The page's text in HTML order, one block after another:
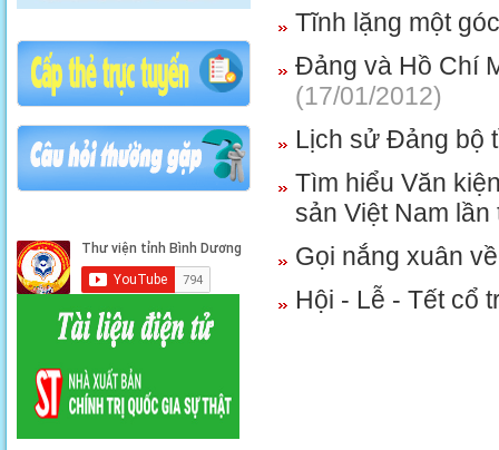
Tĩnh lặng một
Đảng và Hồ Chí
(17/01/2012)
Lịch sử Đảng bộ
Tìm hiểu Văn
sản Việt Nam lần
Gọi nắng xuân về
Hội - Lễ - Tết cổ